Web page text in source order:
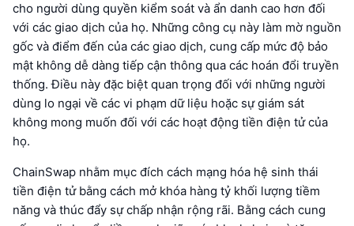
cho người dùng quyền kiểm soát và ẩn danh cao hơn đối
với các giao dịch của họ. Những công cụ này làm mờ nguồn
gốc và điểm đến của các giao dịch, cung cấp mức độ bảo
mật không dễ dàng tiếp cận thông qua các hoán đổi truyền
thống. Điều này đặc biệt quan trọng đối với những người
dùng lo ngại về các vi phạm dữ liệu hoặc sự giám sát
không mong muốn đối với các hoạt động tiền điện tử của
họ.
ChainSwap nhằm mục đích cách mạng hóa hệ sinh thái
tiền điện tử bằng cách mở khóa hàng tỷ khối lượng tiềm
năng và thúc đẩy sự chấp nhận rộng rãi. Bằng cách cung